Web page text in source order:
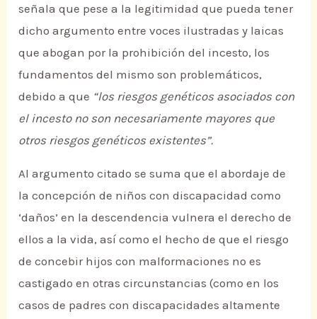
señala que pese a la legitimidad que pueda tener
dicho argumento entre voces ilustradas y laicas
que abogan por la prohibición del incesto, los
fundamentos del mismo son problemáticos,
debido a que “los riesgos genéticos asociados con
el incesto no son necesariamente mayores que
otros riesgos genéticos existentes”.
Al argumento citado se suma que el abordaje de
la concepción de niños con discapacidad como
‘daños’ en la descendencia vulnera el derecho de
ellos a la vida, así como el hecho de que el riesgo
de concebir hijos con malformaciones no es
castigado en otras circunstancias (como en los
casos de padres con discapacidades altamente